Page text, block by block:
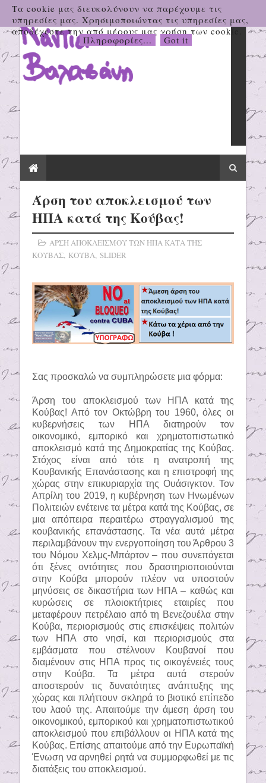
Άρση του αποκλεισμού των
ΗΠΑ κατά της Κούβας!
ΑΡΣΗ ΑΠΟΚΛΕΙΣΜΟΥ ΤΩΝ ΗΠΑ ΚΑΤΑ ΤΗΣ
ΚΟΥΒΑΣ, ΚΟΥΒΑ, SLIDER
Σας προσκαλώ να συμπληρώσετε μια φόρμα:
Άρση του αποκλεισμού των ΗΠΑ κατά της
Κούβας! Από τον Οκτώβρη του 1960, όλες οι
κυβερνήσεις των ΗΠΑ διατηρούν τον
οικονομικό, εμπορικό και χρηματοπιστωτικό
αποκλεισμό κατά της Δημοκρατίας της Κούβας.
Στόχος είναι από τότε η ανατροπή της
Κουβανικής Επανάστασης και η επιστροφή της
χώρας στην επικυριαρχία της Ουάσιγκτον. Τον
Απρίλη του 2019, η κυβέρνηση των Ηνωμένων
Πολιτειών ενέτεινε τα μέτρα κατά της Κούβας, σε
μια απόπειρα περαιτέρω στραγγαλισμού της
κουβανικής επανάστασης. Τα νέα αυτά μέτρα
περιλαμβάνουν την ενεργοποίηση του Άρθρου 3
του Νόμου Χελμς-Μπάρτον – που συνεπάγεται
ότι ξένες οντότητες που δραστηριοποιούνται
στην Κούβα μπορούν πλέον να υποστούν
μηνύσεις σε δικαστήρια των ΗΠΑ – καθώς και
κυρώσεις σε πλοιοκτήτριες εταιρίες που
μεταφέρουν πετρέλαιο από τη Βενεζουέλα στην
Κούβα, περιορισμούς στις επισκέψεις πολιτών
των ΗΠΑ στο νησί, και περιορισμούς στα
εμβάσματα που στέλνουν Κουβανοί που
διαμένουν στις ΗΠΑ προς τις οικογένειές τους
στην Κούβα. Τα μέτρα αυτά στερούν
αποστερούν τις δυνατότητες ανάπτυξης της
χώρας και πλήττουν σκληρά το βιοτικό επίπεδο
του λαού της. Απαιτούμε την άμεση άρση του
οικονομικού, εμπορικού και χρηματοπιστωτικού
αποκλεισμού που επιβάλλουν οι ΗΠΑ κατά της
Κούβας. Επίσης απαιτούμε από την Ευρωπαϊκή
Ένωση να αρνηθεί ρητά να συμμορφωθεί με τις
διατάξεις του αποκλεισμού.
Τα cookie μας διευκολύνουν να παρέχουμε τις
υπηρεσίες μας. Χρησιμοποιώντας τις υπηρεσίες μας,
αποδέχεστε την από μέρους μας χρήση των cookie.
Πληροφορίες... Got it